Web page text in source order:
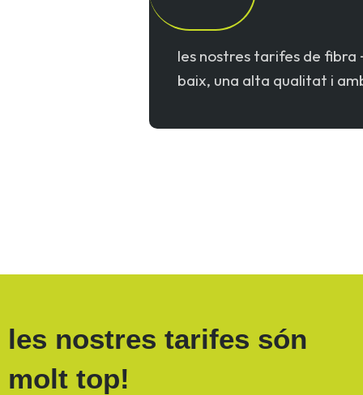
les nostres tarifes de fibra
baix, una alta qualitat i
les nostres tarifes són
molt top!